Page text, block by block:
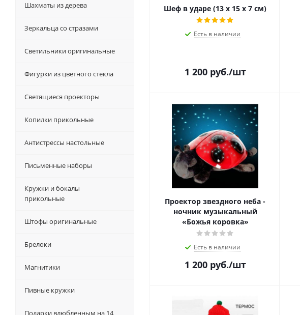
Шеф в ударе (13 х 15 х 7 см)
Есть в наличии
1 200руб./шт
Проектор звездного неба -
ночник музыкальный
«Божья коровка»
Есть в наличии
1 200руб./шт
Шахматы из дерева
Зеркальца со стразами
Светильники оригинальные
Фигурки из цветного стекла
Светящиеся проекторы
Копилки прикольные
Антистрессы настольные
Письменные наборы
Кружки и бокалы
прикольные
Штофы оригинальные
Брелоки
Магнитики
Пивные кружки
Подарки влюбленным на 14